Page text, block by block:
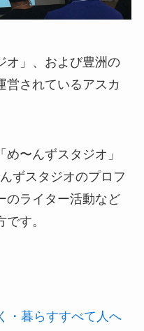
オ」、および豊洲の
営されているアスカ
〜んずスタジオ」
ずスタジオのプロフ
のライター活動など
す。
・暮らすすべて人へ